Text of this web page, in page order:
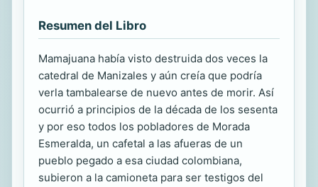
Resumen del Libro
Mamajuana había visto destruida dos veces la
catedral de Manizales y aún creía que podría
verla tambalearse de nuevo antes de morir. Así
ocurrió a principios de la década de los sesenta
y por eso todos los pobladores de Morada
Esmeralda, un cafetal a las afueras de un
pueblo pegado a esa ciudad colombiana,
subieron a la camioneta para ser testigos del